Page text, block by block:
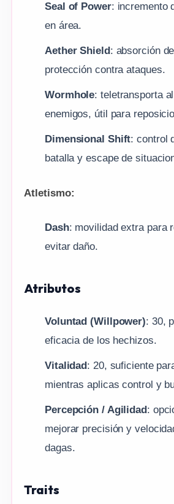
Seal of Power: incremento
en área.
Aether Shield : absorción
protección contra ataques.
Wormhole: teletransporta
enemigos, útil para
Dimensional Shift: control
batalla y escape de
Atletismo:
Dash: movilidad extra para
evitar daño.
Atributos
Voluntad (Willpower): 30,
eficacia de los hechizos.
Vitalidad: 20, suficiente
mientras aplicas control y
Percepción / Agilidad:
mejorar precisión y
dagas.
Traits